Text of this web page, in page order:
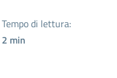
Tempo di lettura:
2 min